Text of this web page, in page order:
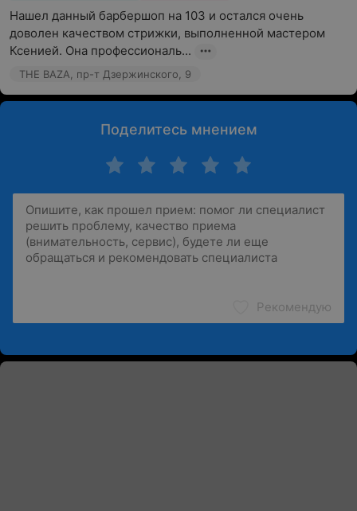
Нашел данный барбершоп на 103 и остался очень
доволен качеством стрижки, выполненной мастером
Ксенией. Она профессиональ...
THE BAZA, пр-т Дзержинского, 9
Поделитесь мнением
Рекомендую